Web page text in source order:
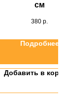
см
380 р.
Подробнее
Добавить в